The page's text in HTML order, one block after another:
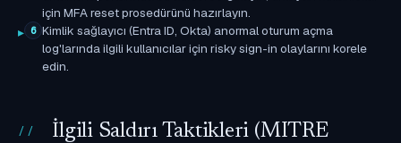
için MFA reset prosedürünü hazırlayın.
6 Kimlik sağlayıcı (Entra ID, Okta) anormal oturum açma
log'larında ilgili kullanıcılar için risky sign-in olaylarını korele
edin.
İlgili Saldırı Taktikleri (MITRE